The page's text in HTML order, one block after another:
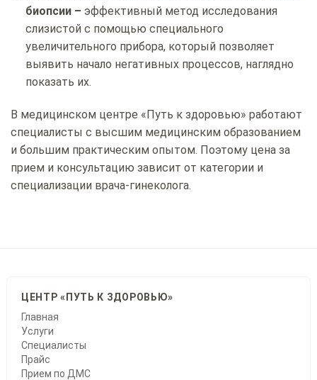
биопсии – эффективный метод исследования
слизистой с помощью специального
увеличительного прибора, который позволяет
выявить начало негативных процессов, наглядно
показать их.
В медицинском центре «Путь к здоровью» работают
специалисты с высшим медицинским образованием
и большим практическим опытом. Поэтому цена за
прием и консультацию зависит от категории и
специализации врача-гинеколога.
ЦЕНТР «ПУТЬ К ЗДОРОВЬЮ»
Главная
Услуги
Специалисты
Прайс
Прием по ДМС